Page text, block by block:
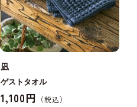
凪
ゲストタオル
1,100円